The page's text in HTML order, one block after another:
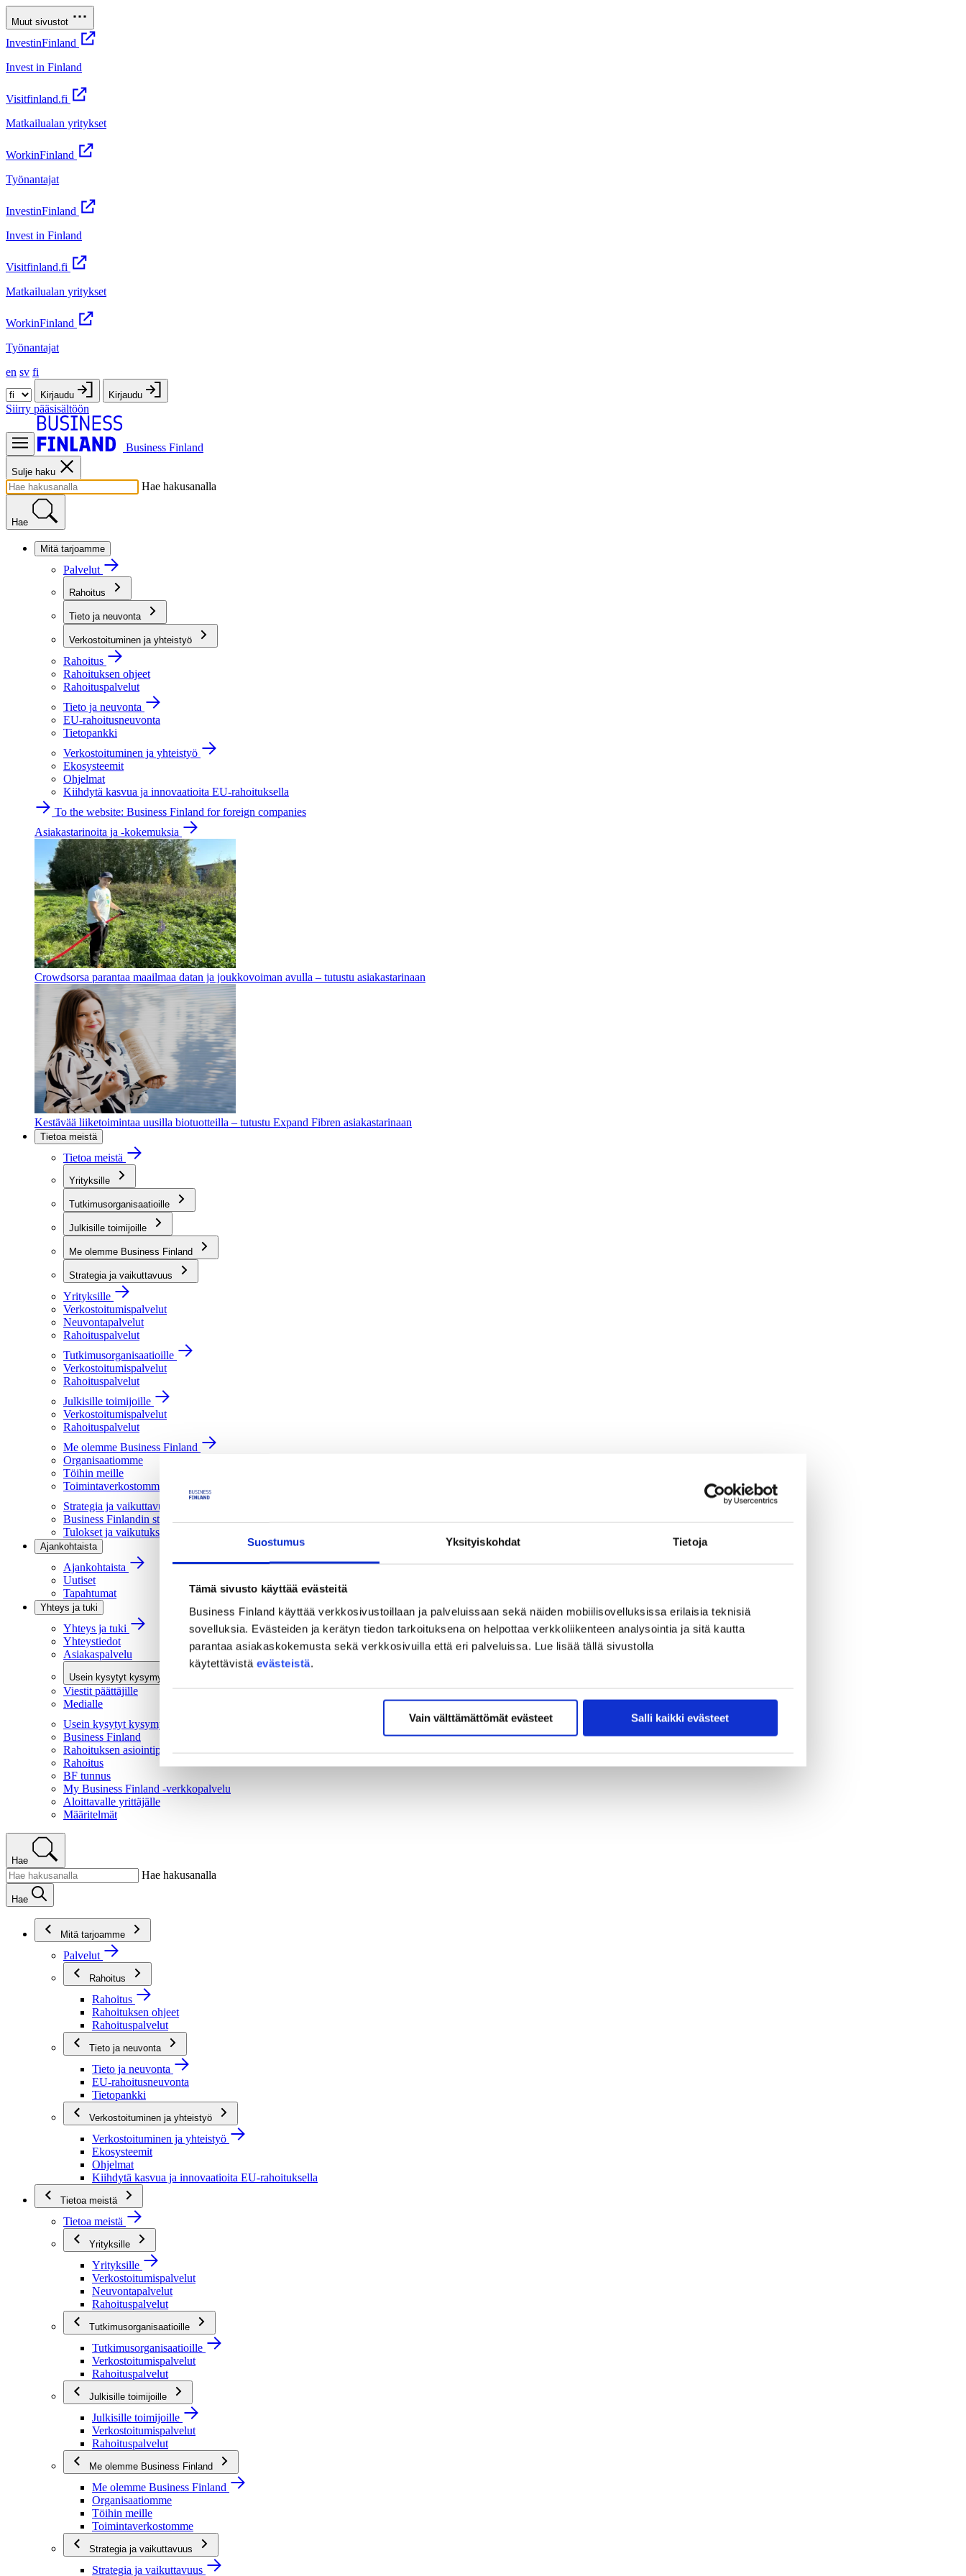
Suostumus Yksityiskohdat Tietoja
Tämä sivusto käyttää evästeitä
Business Finland käyttää verkkosivustoillaan ja palveluissaan sekä näiden mobiilisovelluksissa erilaisia teknisiä
sovelluksia. Evästeiden ja kerätyn tiedon tarkoituksena on helpottaa verkkoliikenteen analysointia ja sitä kautta
parantaa asiakaskokemusta sekä verkkosivuilla että eri palveluissa. Lue lisää tällä sivustolla
käytettävistä evästeistä.
Vain välttämättömät evästeet Salli kaikki evästeet
Muut sivustot
InvestinFinland
Invest in Finland
Visitfinland.fi
Matkailualan yritykset
WorkinFinland
Työnantajat
InvestinFinland
Invest in Finland
Visitfinland.fi
Matkailualan yritykset
WorkinFinland
Työnantajat
en sv fi
Kirjaudu Kirjaudu
Siirry pääsisältöön
Business Finland
Sulje haku
Hae hakusanalla
Hae
Mitä tarjoamme
Palvelut
Rahoitus
Tieto ja neuvonta
Verkostoituminen ja yhteistyö
Rahoitus
Rahoituksen ohjeet
Rahoituspalvelut
Tieto ja neuvonta
EU-rahoitusneuvonta
Tietopankki
Verkostoituminen ja yhteistyö
Ekosysteemit
Ohjelmat
Kiihdytä kasvua ja innovaatioita EU-rahoituksella
To the website: Business Finland for foreign companies
Asiakastarinoita ja -kokemuksia
Crowdsorsa parantaa maailmaa datan ja joukkovoiman avulla – tutustu asiakastarinaan
Kestävää liiketoimintaa uusilla biotuotteilla – tutustu Expand Fibren asiakastarinaan
Tietoa meistä
Tietoa meistä
Yrityksille
Tutkimusorganisaatioille
Julkisille toimijoille
Me olemme Business Finland
Strategia ja vaikuttavuus
Yrityksille
Verkostoitumispalvelut
Neuvontapalvelut
Rahoituspalvelut
Tutkimusorganisaatioille
Verkostoitumispalvelut
Rahoituspalvelut
Julkisille toimijoille
Verkostoitumispalvelut
Rahoituspalvelut
Me olemme Business Finland
Organisaatiomme
Töihin meille
Toimintaverkostomme
Strategia ja vaikuttavuus
Business Finlandin strategia 2030
Tulokset ja vaikutukset
Ajankohtaista
Ajankohtaista
Uutiset
Tapahtumat
Yhteys ja tuki
Yhteys ja tuki
Yhteystiedot
Asiakaspalvelu
Usein kysytyt kysymykset
Viestit päättäjille
Medialle
Usein kysytyt kysymykset
Business Finland
Rahoituksen asiointipalvelu
Rahoitus
BF tunnus
My Business Finland -verkkopalvelu
Aloittavalle yrittäjälle
Määritelmät
Hae
Hae hakusanalla
Hae
Mitä tarjoamme
Palvelut
Rahoitus
Rahoitus
Rahoituksen ohjeet
Rahoituspalvelut
Tieto ja neuvonta
Tieto ja neuvonta
EU-rahoitusneuvonta
Tietopankki
Verkostoituminen ja yhteistyö
Verkostoituminen ja yhteistyö
Ekosysteemit
Ohjelmat
Kiihdytä kasvua ja innovaatioita EU-rahoituksella
Tietoa meistä
Tietoa meistä
Yrityksille
Yrityksille
Verkostoitumispalvelut
Neuvontapalvelut
Rahoituspalvelut
Tutkimusorganisaatioille
Tutkimusorganisaatioille
Verkostoitumispalvelut
Rahoituspalvelut
Julkisille toimijoille
Julkisille toimijoille
Verkostoitumispalvelut
Rahoituspalvelut
Me olemme Business Finland
Me olemme Business Finland
Organisaatiomme
Töihin meille
Toimintaverkostomme
Strategia ja vaikuttavuus
Strategia ja vaikuttavuus